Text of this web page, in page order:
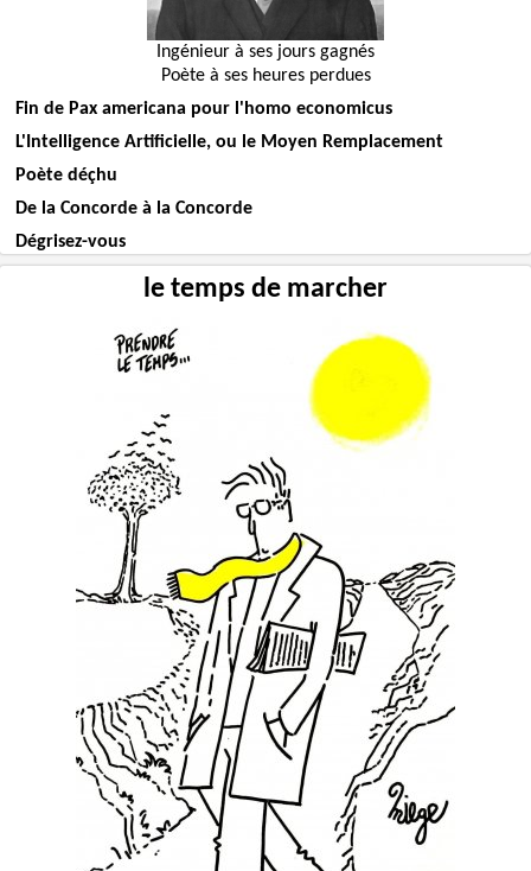
Ingénieur à ses jours gagnés
Poète à ses heures perdues
Fin de Pax americana pour l'homo economicus
L'Intelligence Artificielle, ou le Moyen Remplacement
Poète déçhu
De la Concorde à la Concorde
Dégrisez-vous
le temps de marcher